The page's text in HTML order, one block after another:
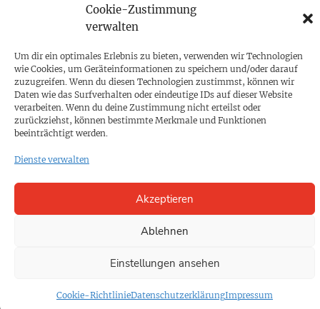
Cookie-Zustimmung
verwalten
Um dir ein optimales Erlebnis zu bieten, verwenden wir Technologien
wie Cookies, um Geräteinformationen zu speichern und/oder darauf
zuzugreifen. Wenn du diesen Technologien zustimmst, können wir
Daten wie das Surfverhalten oder eindeutige IDs auf dieser Website
verarbeiten. Wenn du deine Zustimmung nicht erteilst oder
zurückziehst, können bestimmte Merkmale und Funktionen
beeinträchtigt werden.
Dienste verwalten
Akzeptieren
Ablehnen
Einstellungen ansehen
Cookie-RichtlinieDatenschutzerklärungImpressum
Impressum
SPENDEN
Datenschutz
KONTAKT
Cookie-Richtlinie